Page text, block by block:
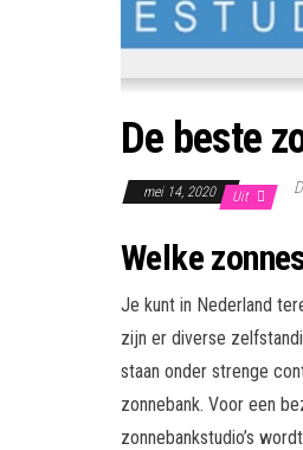
De beste
mei 14, 2020 Uit
Welke
Je kunt in Nederland
zijn er diverse
staan onder strenge
zonnebank. Voor een
zonnebankstudio’s